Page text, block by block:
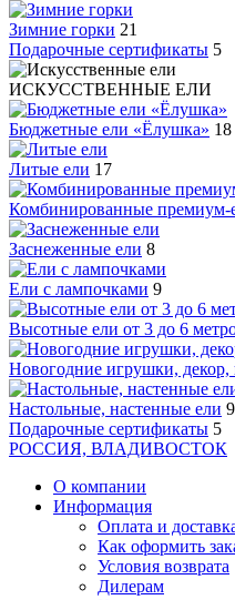
Зимние горки 21
Подарочные сертификаты 5
ИСКУССТВЕННЫЕ ЕЛИ
Бюджетные ели «Ёлушка» 18
Литые ели 17
Комбинированные премиум-
Заснеженные ели 8
Ели с лампочками 9
Высотные ели от 3 до 6
Новогодние игрушки, декор,
Настольные, настенные ели 9
Подарочные сертификаты 5
РОССИЯ, ВЛАДИВОСТОК
О компании
Информация
Оплата и
Как оформить
Условия возврата
Дилерам